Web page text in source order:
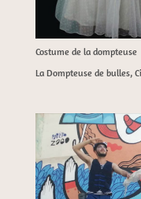
Costume de la dompteuse
La Dompteuse de bulles,